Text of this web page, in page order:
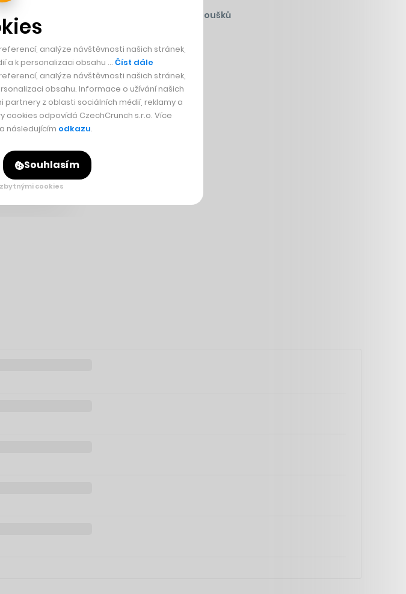
vyznání lásky k Česku, říká miláček fanoušků
analýze návštěvnosti našich stránek,
a k personalizaci obsahu … Číst dále
analýze návštěvnosti našich stránek,
obsahu. Informace o užívání našich
z oblasti sociálních médií, reklamy a
odpovídá CzechCrunch s.r.o. Více
následujícím odkazu.
Souhlasím
cookies